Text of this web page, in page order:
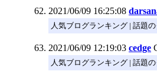
2021/06/09 16:25:08
人気ブログランキング | 話題
2021/06/09 12:19:03 cedge
人気ブログランキング | 話題